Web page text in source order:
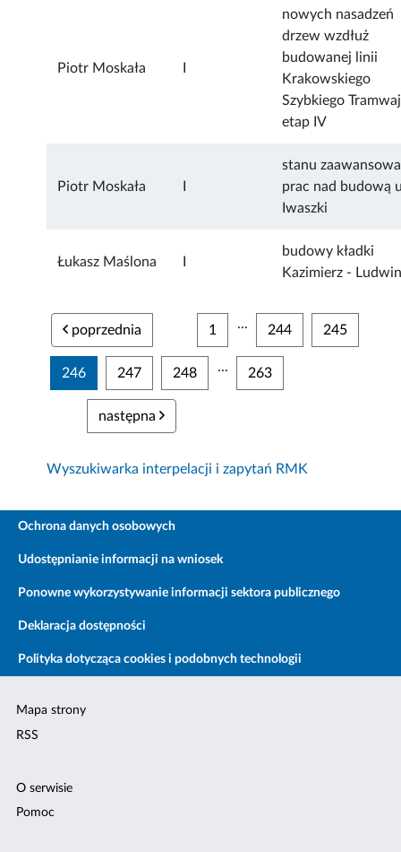
Piotr Moskała
nowych nasadzeń
drzew wzdłuż
budowanej linii
Krakowskiego
Szybkiego
etap IV
Piotr Moskała
stanu
prac nad budową
Iwaszki
Łukasz Maślona
budowy kładki
Kazimierz -
poprzednia 1 ... 244 245
246 247 248 ... 263
następna
Wyszukiwarka interpelacji i zapytań RMK
Ochrona danych osobowych
Udostępnianie informacji na wniosek
Ponowne wykorzystywanie informacji sektora publicznego
Deklaracja dostępności
Polityka dotycząca cookies i podobnych technologii
Mapa strony
RSS
O serwisie
Pomoc